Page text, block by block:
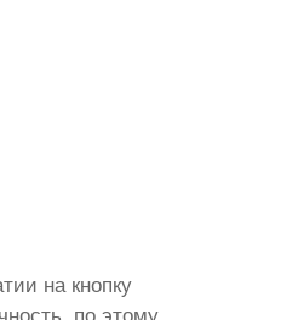
на кнопку